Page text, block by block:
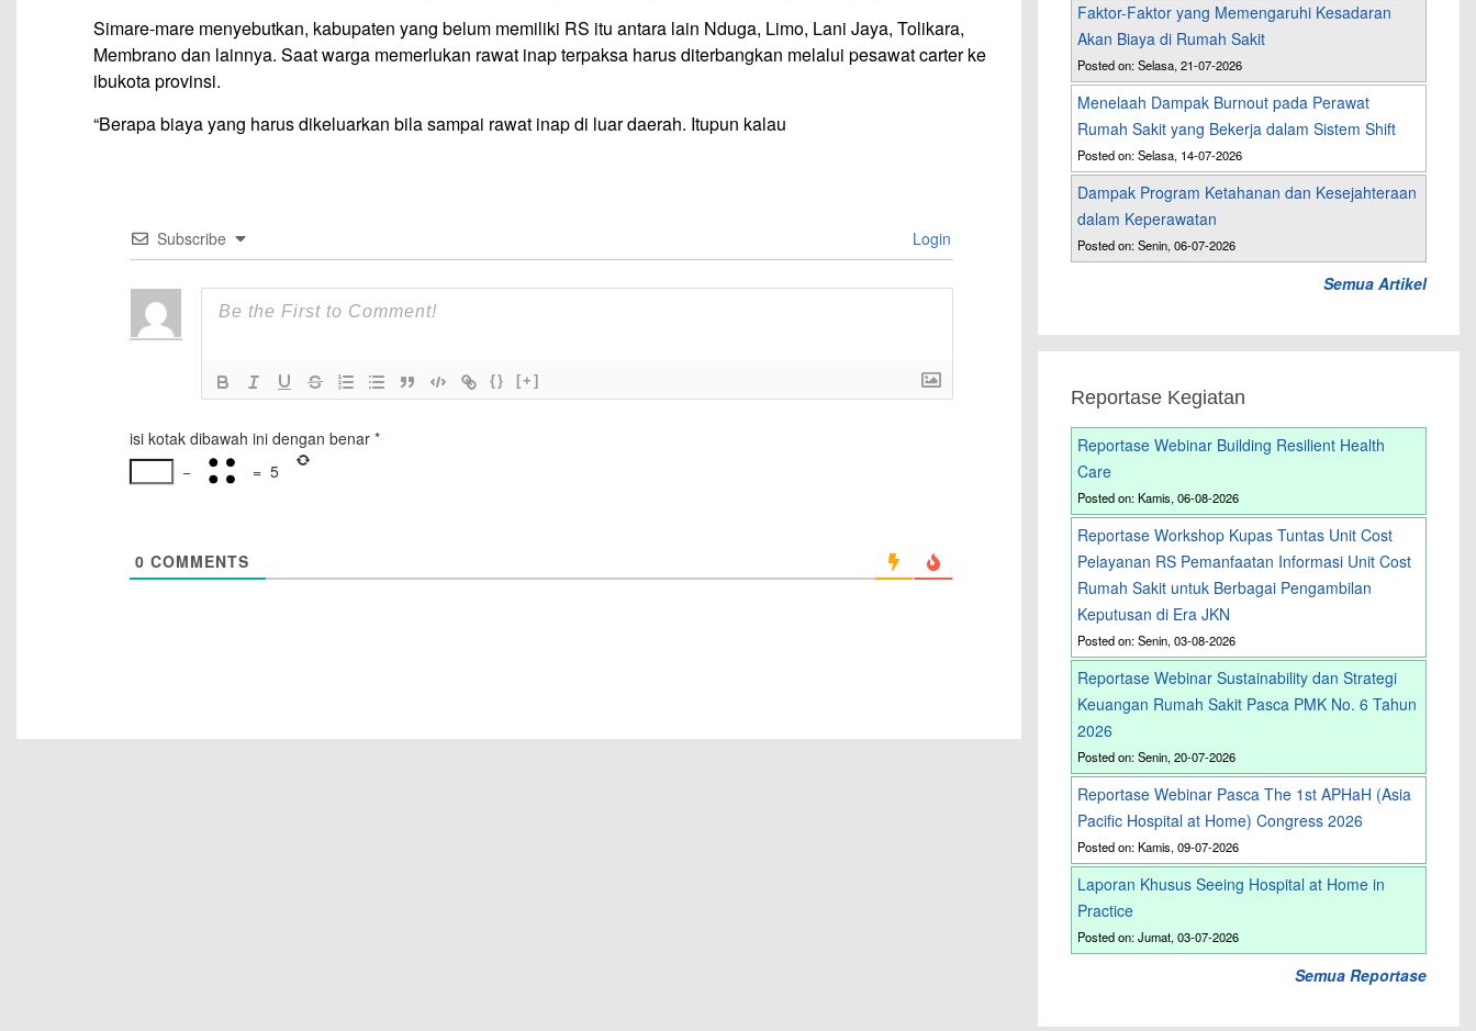
Simare-mare menyebutkan, kabupaten yang belum memiliki RS itu antara lain Nduga, Limo, Lani Jaya, Tolikara,
Membrano dan lainnya. Saat warga memerlukan rawat inap terpaksa harus diterbangkan melalui pesawat carter ke
ibukota provinsi.
“Berapa biaya yang harus dikeluarkan bila sampai rawat inap di luar daerah. Itupun kalau
Subscribe Login
{} [+]
isi kotak dibawah ini dengan benar*
−
= 5
0 COMMENTS
Faktor-Faktor yang Memengaruhi Kesadaran
Akan Biaya di Rumah Sakit
Posted on: Selasa, 21-07-2026
Menelaah Dampak Burnout pada Perawat
Rumah Sakit yang Bekerja dalam Sistem Shift
Posted on: Selasa, 14-07-2026
Dampak Program Ketahanan dan Kesejahteraan
dalam Keperawatan
Posted on: Senin, 06-07-2026
Semua Artikel
Reportase Kegiatan
Reportase Webinar Building Resilient Health
Care
Posted on: Kamis, 06-08-2026
Reportase Workshop Kupas Tuntas Unit Cost
Pelayanan RS Pemanfaatan Informasi Unit Cost
Rumah Sakit untuk Berbagai Pengambilan
Keputusan di Era JKN
Posted on: Senin, 03-08-2026
Reportase Webinar Sustainability dan Strategi
Keuangan Rumah Sakit Pasca PMK No. 6 Tahun
2026
Posted on: Senin, 20-07-2026
Reportase Webinar Pasca The 1st APHaH (Asia
Pacific Hospital at Home) Congress 2026
Posted on: Kamis, 09-07-2026
Laporan Khusus Seeing Hospital at Home in
Practice
Posted on: Jumat, 03-07-2026
Semua Reportase